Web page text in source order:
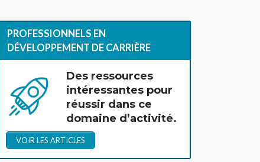
PROFESSIONNELS EN
DÉVELOPPEMENT DE CARRIÈRE
Des ressources
intéressantes pour
réussir dans ce
domaine d’activité.
VOIR LES ARTICLES